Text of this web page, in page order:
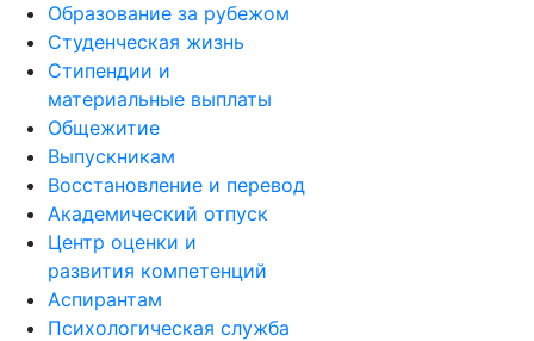
Образование за рубежом
Студенческая жизнь
Стипендии и
материальные выплаты
Общежитие
Выпускникам
Восстановление и перевод
Академический отпуск
Центр оценки и
развития компетенций
Аспирантам
Психологическая служба